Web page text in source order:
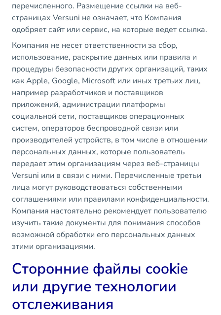
перечисленного. Размещение ссылки на веб-
страницах Versuni не означает, что Компания
одобряет сайт или сервис, на которые ведет ссылка.
Компания не несет ответственности за сбор,
использование, раскрытие данных или правила и
процедуры безопасности других организаций, таких
как Apple, Google, Microsoft или иных третьих лиц,
например разработчиков и поставщиков
приложений, администрации платформы
социальной сети, поставщиков операционных
систем, операторов беспроводной связи или
производителей устройств, в том числе в отношении
персональных данных, которые пользователь
передает этим организациям через веб-страницы
Versuni или в связи с ними. Перечисленные третьи
лица могут руководствоваться собственными
соглашениями или правилами конфиденциальности.
Компания настоятельно рекомендует пользователю
изучить такие документы для понимания способов
возможной обработки его персональных данных
этими организациями.
Сторонние файлы cookie
или другие технологии
отслеживания